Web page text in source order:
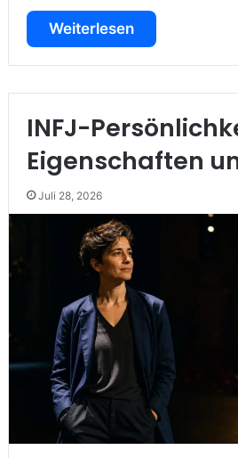
Weiterlesen
INFJ-
Eigenschaften
Juli 28, 2026